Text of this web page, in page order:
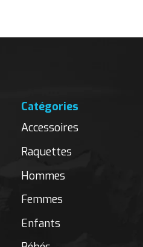
Catégories
Accessoires
Raquettes
Hommes
Femmes
Enfants